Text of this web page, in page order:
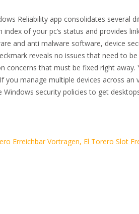
Reliability app consolidates several
index of your pc’s status and provides
and anti malware software, device
reveals no issues that need to
concerns that must be fixed right away.
you manage multiple devices across an
Windows security policies to get
Erreichbar Vortragen, El Torero Slot